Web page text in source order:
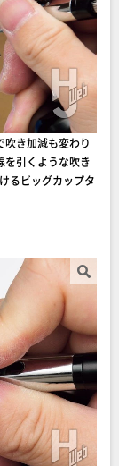
き加減も変わり
を引くような吹き
るビッグカップタ